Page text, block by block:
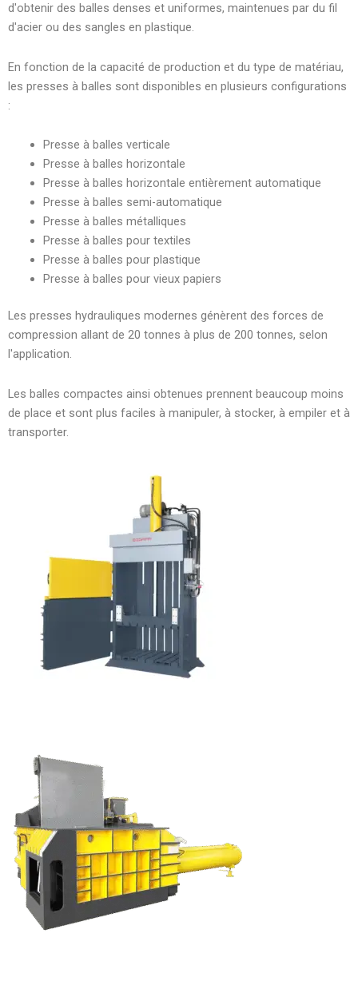
d'obtenir des balles denses et uniformes, maintenues par du fil
d'acier ou des sangles en plastique.
En fonction de la capacité de production et du type de matériau,
les presses à balles sont disponibles en plusieurs configurations
:
Presse à balles verticale
Presse à balles horizontale
Presse à balles horizontale entièrement automatique
Presse à balles semi-automatique
Presse à balles métalliques
Presse à balles pour textiles
Presse à balles pour plastique
Presse à balles pour vieux papiers
Les presses hydrauliques modernes génèrent des forces de
compression allant de 20 tonnes à plus de 200 tonnes, selon
l'application.
Les balles compactes ainsi obtenues prennent beaucoup moins
de place et sont plus faciles à manipuler, à stocker, à empiler et à
transporter.